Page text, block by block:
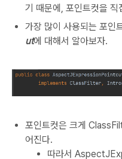
기 때문에, 포인트컷을
가장 많이 사용되는 포인
ut에 대해서 알아보자.
포인트컷은 크게
어진다.
따라서